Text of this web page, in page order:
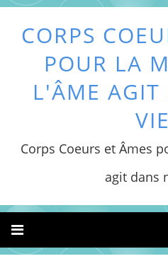
CORPS
POUR LA
L'ÂME AGIT
Corps Coeurs et Âmes
agit dans